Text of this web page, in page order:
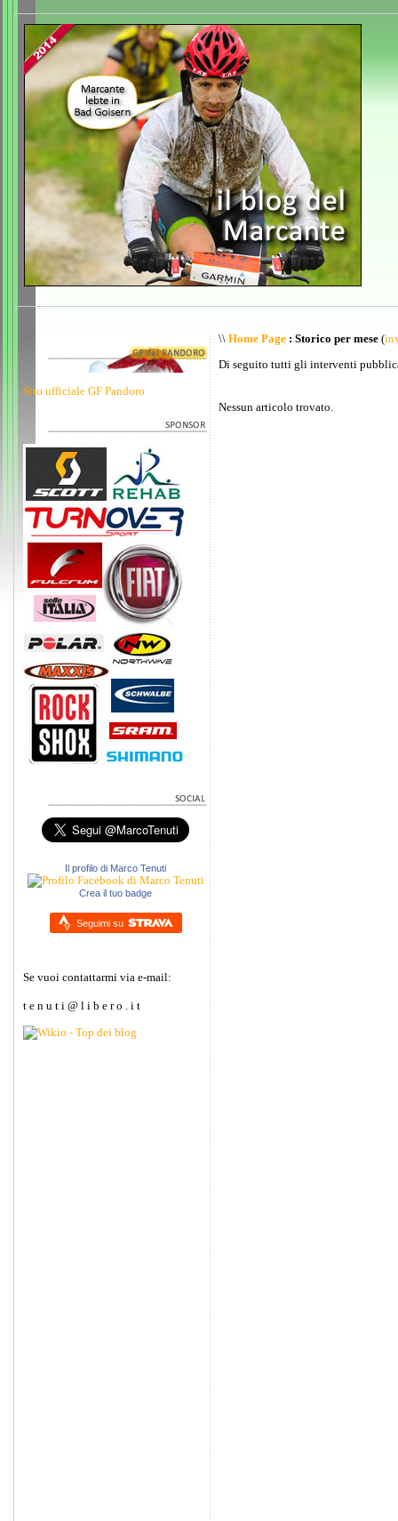
Sito ufficiale GF Pandoro
Il profilo di Marco Tenuti
Crea il tuo badge
Seguimi su
Se vuoi contattarmi via e-mail:
t e n u t i @ l i b e r o . i t
\\ Home Page : Storico per mese (
Di seguito tutti gli interventi
Nessun articolo trovato.